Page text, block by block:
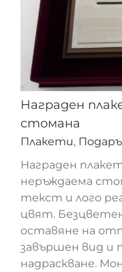
Награден
Награден
стомана
Плакети,
Награден
неръждаема
текст и лого
цвят.
оставяне на
завършен вид и
надраскване.